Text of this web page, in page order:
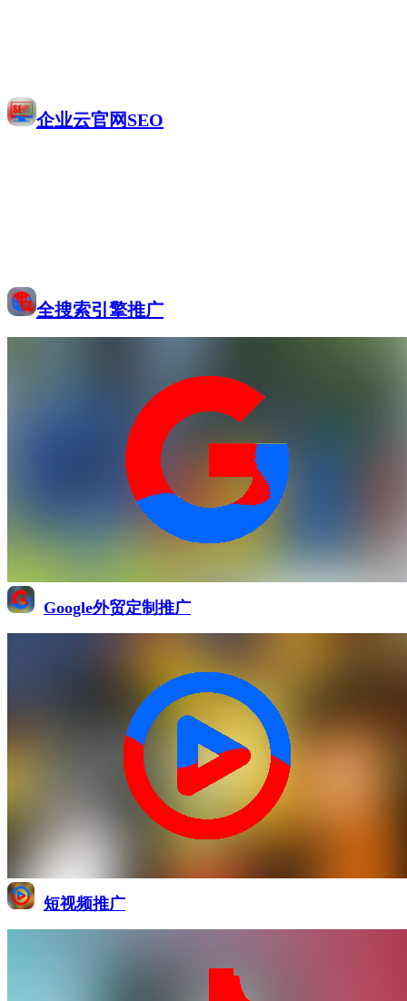
企业云官网SEO
全搜索引擎推广
Google外贸定制推广
短视频推广